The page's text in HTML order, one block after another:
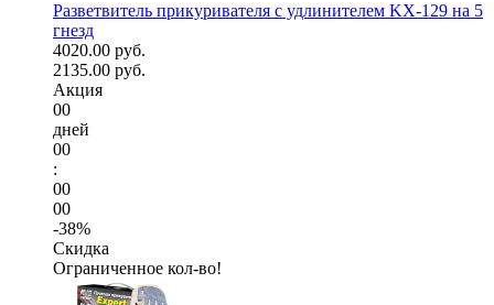
Разветвитель прикуривателя с удлинителем KX-129 на 5
гнезд
4020.00 руб.
2135.00 руб.
Акция
00
дней
00
:
00
00
-38%
Скидка
Ограниченное кол-во!